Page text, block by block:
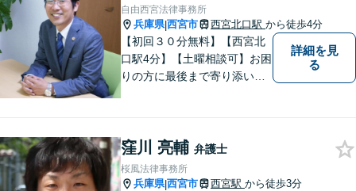
件も幅広く取り扱っておりま
す。
自由西宮法律事務所
兵庫県|西宮市 西宮北口駅 から徒歩4分
【初回３０分無料】【西宮北
口駅4分】【土曜相談可】お困
りの方に最後まで寄り添い、
産分割・相続放棄）、交通事
故（保険会社との交渉）ご相
談ください【カード・Paypay
詳細を見
る
窪川 亮輔 弁護士
桜風法律事務所
兵庫県|西宮市 西宮駅 から徒歩3分